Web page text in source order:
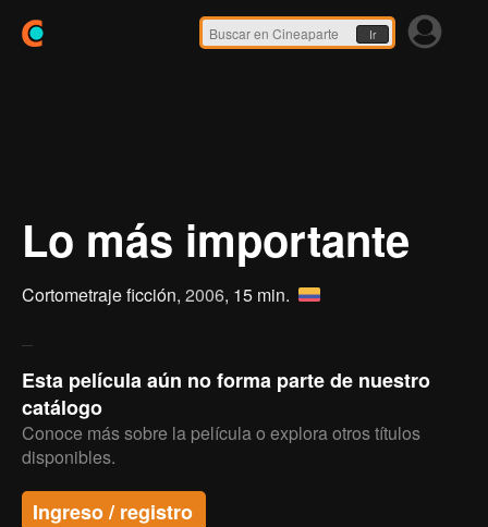
Ir
Lo más importante
Cortometraje ficción, 2006, 15 min.
Esta película aún no forma parte de nuestro
catálogo
Conoce más sobre la película o explora otros títulos
disponibles.
Ingreso / registro